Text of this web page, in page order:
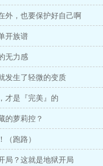
外，也要保护好自己啊
开族谱
无力感
发生了轻微的变质
才是『完美』的
的萝莉控？
（跑路）
局？这就是地狱开局